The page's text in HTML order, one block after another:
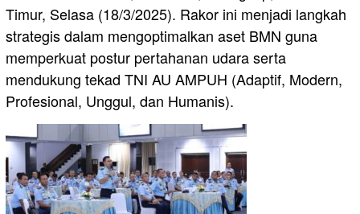
Timur, Selasa (18/3/2025). Rakor ini menjadi langkah
strategis dalam mengoptimalkan aset BMN guna
memperkuat postur pertahanan udara serta
mendukung tekad TNI AU AMPUH (Adaptif, Modern,
Profesional, Unggul, dan Humanis).